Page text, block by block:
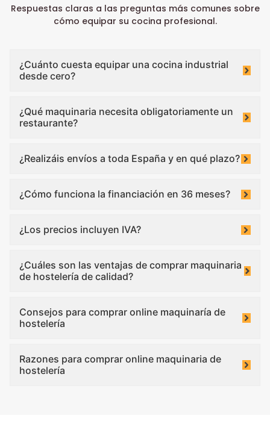
Respuestas claras a las preguntas más comunes sobre
cómo equipar su cocina profesional.
¿Cuánto cuesta equipar una cocina industrial
desde cero?
¿Qué maquinaria necesita obligatoriamente un
restaurante?
¿Realizáis envíos a toda España y en qué plazo?
¿Cómo funciona la financiación en 36 meses?
¿Los precios incluyen IVA?
¿Cuáles son las ventajas de comprar maquinaria
de hostelería de calidad?
Consejos para comprar online maquinaría de
hostelería
Razones para comprar online maquinaria de
hostelería